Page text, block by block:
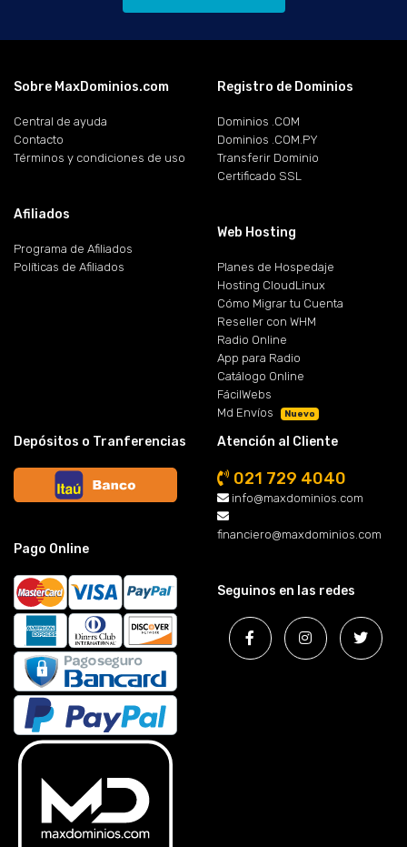
Sobre MaxDominios.com
Central de ayuda
Contacto
Términos y condiciones de uso
Afiliados
Programa de Afiliados
Políticas de Afiliados
Registro de Dominios
Dominios .COM
Dominios .COM.PY
Transferir Dominio
Certificado SSL
Web Hosting
Planes de Hospedaje
Hosting CloudLinux
Cómo Migrar tu Cuenta
Reseller con WHM
Radio Online
App para Radio
Catálogo Online
FácilWebs
Md Envíos
Nuevo
Depósitos o Tranferencias
Pago Online
Atención al Cliente
021 729 4040
info@maxdominios.com
financiero@maxdominios.com
Seguinos en las redes